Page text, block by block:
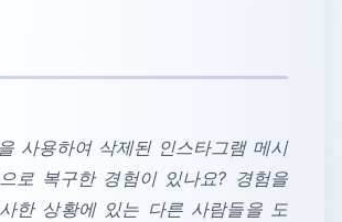
사용하여 삭제된 인스타그램 메시
로 복구한 경험이 있나요? 경험을
한 상황에 있는 다른 사람들을 도